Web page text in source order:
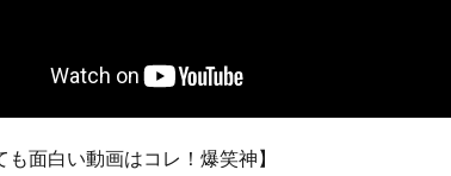
も面白い動画はコレ！爆笑神】